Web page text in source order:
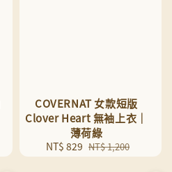
COVERNAT 女款短版
Clover Heart 無袖上衣｜
薄荷綠
Sale
price
NT$ 829 Regular
price
NT$ 1,200